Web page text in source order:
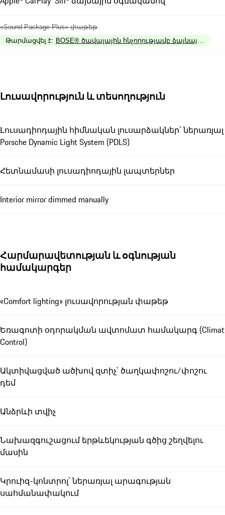
«Sound Package Plus» փաթեթ
Թարմացվել է: BOSE® ծավալային հնչողությամբ ձայնային
Լուսավորություն և տեսողություն
Լուսադիոդային հիմնական լուսարձակներ՝ ներառյալ
Porsche Dynamic Light System (PDLS)
Հետնամասի լուսադիոդային լապտերներ
Interior mirror dimmed manually
Հարմարավետության և օգնության
համակարգեր
«Comfort lighting» լուսավորության փաթեթ
Եռագոտի օդորակման ավտոմատ համակարգ (Climat
Control)
Ակտիվացված ածխով զտիչ՝ ծաղկափոշու/փոշու
դեմ
Անձրևի տվիչ
Նախազգուշացում երթևեկության գծից շեղվելու
մասին
Կրուիզ-կոնտրոլ՝ ներառյալ արագության
սահմանափակում